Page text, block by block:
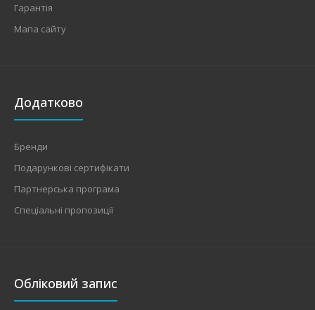
Гарантія
Мапа сайту
Додатково
Бренди
Подарункові сертифікати
Партнерська програма
Спеціальні пропозиції
Обліковий запис